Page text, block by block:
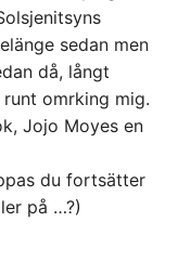
sedan men
då, långt
omrking mig.
Jojo Moyes en
du fortsätter
på …?)